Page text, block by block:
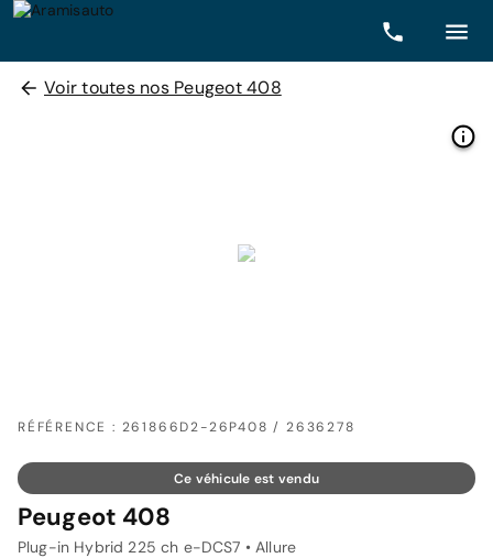
Voir toutes nos Peugeot 408
RÉFÉRENCE : 261866D2-26P408 / 2636278
Ce véhicule est vendu
Peugeot 408
Plug-in Hybrid 225 ch e-DCS7 • Allure